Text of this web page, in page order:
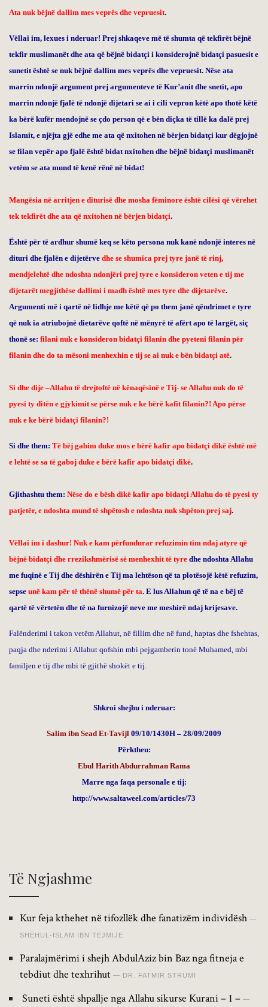
Ata nuk bëjnë dallim mes veprës dhe vepruesit.
Vëllai im, lexues i nderuar! Prej shkaqeve më të shumta që tekfirët bëjnë
tekfir muslimanët dhe ata që bëjnë bidatçi i konsiderojnë bidatçi pasuesit e
sunetit është se nuk bëjnë dallim mes veprës dhe vepruesit. Nëse ata
marrin ndonjë argument prej argumenteve të Kur’anit dhe snetit, apo
marrin ndonjë fjalë të ndonjë dijetari se ai i cili vepron këtë apo thotë këtë
ka bërë kufër mendojnë se çdo person që e bën diçka të tillë ka dalë prej
Islamit, e njëjta gjë edhe me ata që nxitohen në bërjen bidatçi kur dëgjojnë
se filan vepër apo fjalë është bidat nxitohen dhe bëjnë bidatçi muslimanët
vetëm se ata mund të kenë rënë në bidat!
Mangësia në arritjen e diturisë dhe mosha fëminore është cilësi që vërehet
tek tekfirët dhe ata që nxitohen në bërjen bidatçi.
Është për të ardhur shumë keq se këto persona nuk kanë ndonjë interes në
dituri dhe fjalën e dijetërve dhe se shumica prej tyre janë të rinj,
mendjelehtë dhe ndoshta ndonjëri prej tyre e konsideron veten e tij me
dijetarët megjithëse dallimi i madh është mes tyre dhe dijetarëve.
Argumenti më i qartë në lidhje me këtë që po them janë qëndrimet e tyre
që nuk ia atriubojnë dietarëve qoftë në mënyrë të afërt apo të largët, siç
thonë se: filani nuk e konsideron bidatçi filanin dhe pyeteni filanin për
filanin dhe do ta mësoni menhexhin e tij se ai nuk e bën bidatçi atë.
Si dhe dije –Allahu të drejtoftë në kënaqësinë e Tij- se Allahu nuk do të
pyesi ty ditën e gjykimit se përse nuk e ke bërë kafit filanin?! Apo përse
nuk e ke bërë bidatçi filanin?!
Si dhe them: Të bëj gabim duke mos e bërë kafir apo bidatçi dikë është më
e lehtë se sa të gaboj duke e bërë kafir apo bidatçi dikë.
Gjithashtu them: Nëse do e bësh dikë kafir apo bidatçi Allahu do të pyesi ty
patjetër, e ndoshta mund të shpëtosh e ndoshta nuk shpëton prej saj.
Vëllai im i dashur! Nuk e kam përfundurar refuzimin tim ndaj atyre që
bëjnë bidatçi dhe rrezikshmërisë së menhexhit të tyre dhe ndoshta Allahu
me fuqinë e Tij dhe dëshirën e Tij ma lehtëson që ta plotësojë këtë refuzim,
sepse unë kam për të thënë shumë për ta. E lus Allahun që të na e bëj të
qartë të vërtetën dhe të na furnizojë neve me meshirë ndaj krijesave.
Falënderimi i takon vetëm Allahut, në fillim dhe në fund, haptas dhe fshehtas,
paqja dhe nderimi i Allahut qofshin mbi pejgamberin tonë Muhamed, mbi
familjen e tij dhe mbi të gjithë shokët e tij.
Shkroi shejhu i nderuar:
Salim ibn Sead Et-Tavijl 09/10/1430H – 28/09/2009
Përktheu:
Ebul Harith Abdurrahman Rama
Marre nga faqa personale e tij:
http://www.saltaweel.com/articles/73
Të Ngjashme
Kur feja kthehet në tifozllëk dhe fanatizëm individësh
SHEHUL-ISLAM IBN TEJMIJE
Paralajmërimi i shejh AbdulAziz bin Baz nga fitneja e
tebdiut dhe texhrihut
DR. FATMIR STRUMI
Suneti është shpallje nga Allahu sikurse Kurani – 1 –